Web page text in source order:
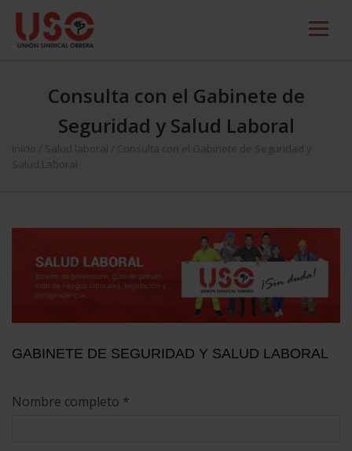
Consulta con el Gabinete de
Seguridad y Salud Laboral
Inicio Salud laboral
Consulta con el Gabinete de Seguridad y
Salud Laboral
GABINETE DE SEGURIDAD Y SALUD LABORAL
Nombre completo *